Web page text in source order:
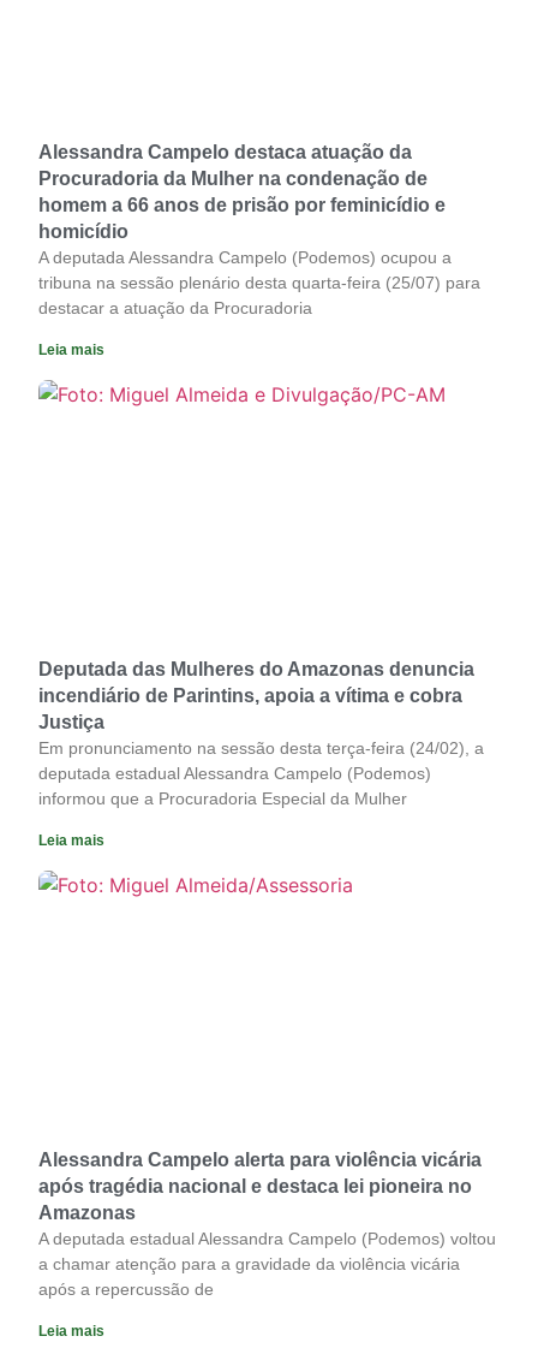
Alessandra Campelo destaca atuação da
Procuradoria da Mulher na condenação de
homem a 66 anos de prisão por feminicídio e
homicídio
A deputada Alessandra Campelo (Podemos) ocupou a
tribuna na sessão plenário desta quarta-feira (25/07) para
destacar a atuação da Procuradoria
Leia mais
Deputada das Mulheres do Amazonas denuncia
incendiário de Parintins, apoia a vítima e cobra
Justiça
Em pronunciamento na sessão desta terça-feira (24/02), a
deputada estadual Alessandra Campelo (Podemos)
informou que a Procuradoria Especial da Mulher
Leia mais
Alessandra Campelo alerta para violência vicária
após tragédia nacional e destaca lei pioneira no
Amazonas
A deputada estadual Alessandra Campelo (Podemos) voltou
a chamar atenção para a gravidade da violência vicária
após a repercussão de
Leia mais